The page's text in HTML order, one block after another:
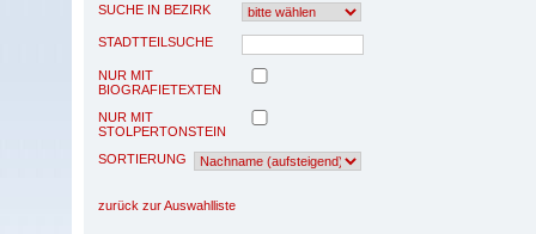
SUCHE IN BEZIRK
STADTTEILSUCHE
NUR MIT
BIOGRAFIETEXTEN
NUR MIT
STOLPERTONSTEIN
SORTIERUNG
zurück zur Auswahlliste